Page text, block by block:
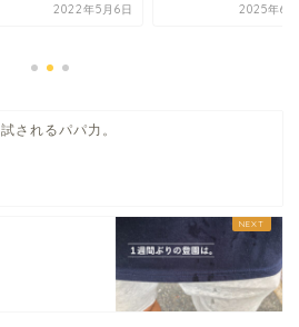
2022年5月6日 2025年6
試されるパパ力。